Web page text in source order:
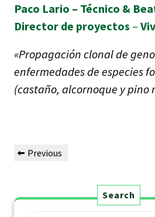
Paco Lario – Técnico &
Director de proyectos –
«Propagación clonal de
enfermedades de especies
(castaño, alcornoque y pino
Previous
Search